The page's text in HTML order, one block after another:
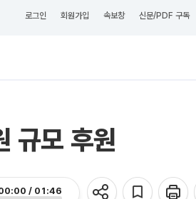
로그인 회원가입 속보창 신문/PDF 구독
규모 후원
/ 01:46